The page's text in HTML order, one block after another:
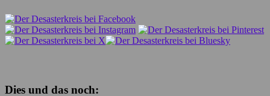
Dies und das noch: